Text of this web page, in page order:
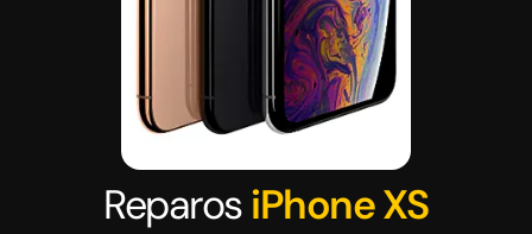
Reparos iPhone XS